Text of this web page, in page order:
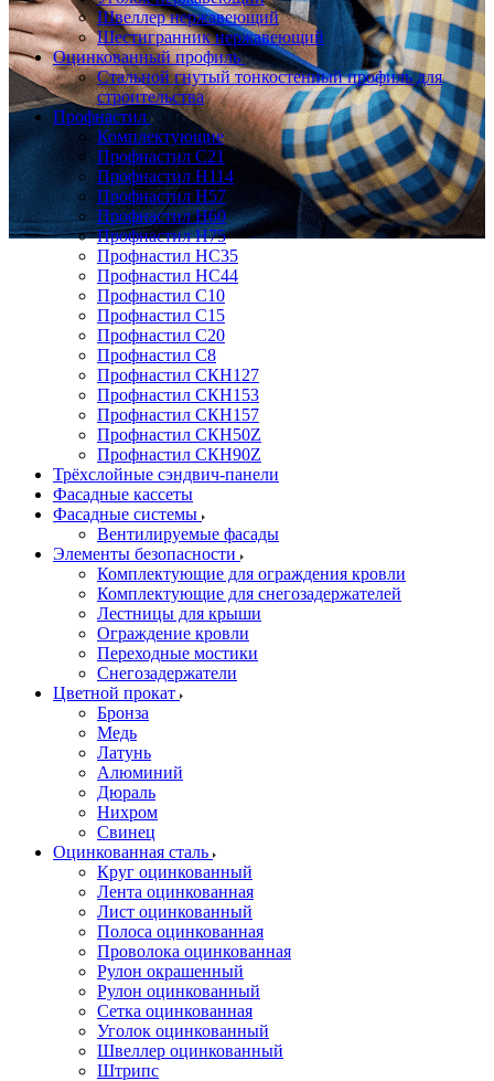
Швеллер нержавеющий
Шестигранник нержавеющий
Оцинкованный профиль
Стальной гнутый тонкостенный профиль для
строительства
Профнастил
Комплектующие
Профнастил C21
Профнастил Н114
Профнастил Н57
Профнастил Н60
Профнастил Н75
Профнастил НС35
Профнастил НС44
Профнастил С10
Профнастил С15
Профнастил С20
Профнастил С8
Профнастил СКН127
Профнастил СКН153
Профнастил СКН157
Профнастил СКН50Z
Профнастил СКН90Z
Трёхслойные сэндвич-панели
Фасадные кассеты
Фасадные системы
Вентилируемые фасады
Элементы безопасности
Комплектующие для ограждения кровли
Комплектующие для снегозадержателей
Лестницы для крыши
Ограждение кровли
Переходные мостики
Снегозадержатели
Цветной прокат
Бронза
Медь
Латунь
Алюминий
Дюраль
Нихром
Свинец
Оцинкованная сталь
Круг оцинкованный
Лента оцинкованная
Лист оцинкованный
Полоса оцинкованная
Проволока оцинкованная
Рулон окрашенный
Рулон оцинкованный
Сетка оцинкованная
Уголок оцинкованный
Швеллер оцинкованный
Штрипс